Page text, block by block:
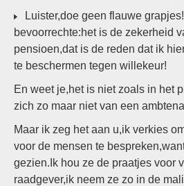
Luister,doe geen flauwe
bevoorrechte:het is de zekerheid
pensioen,dat is de reden dat ik
te beschermen tegen willekeur!
En weet je,het is niet zoals in het
zich zo maar niet van een
Maar ik zeg het aan u,ik verkies
voor de mensen te
gezien.Ik hou ze de praatjes voor
raadgever,ik neem ze zo in de